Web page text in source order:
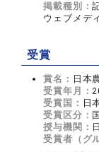
掲載種別：
ウェブメデ
受賞
賞名： 日本
受賞年月：
受賞国： 日
受賞区分：
授与機関：
受賞者（グ